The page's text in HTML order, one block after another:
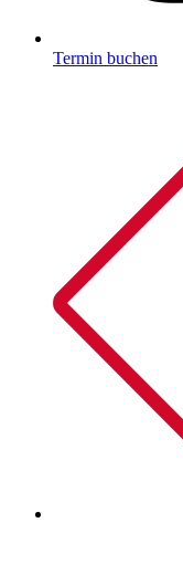
Termin buchen